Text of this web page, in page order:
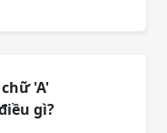
'A'
gì?